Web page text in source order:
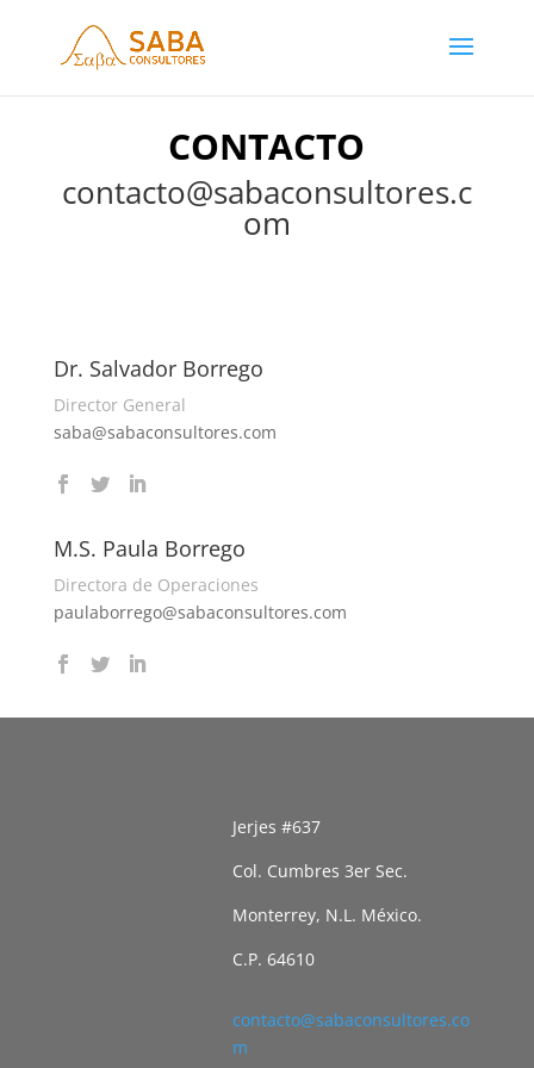
CONTACTO
contacto@sabaconsultores.c
om
Dr. Salvador Borrego
Director General
saba@sabaconsultores.com
M.S. Paula Borrego
Directora de Operaciones
paulaborrego@sabaconsultores.com
Jerjes #637
Col. Cumbres 3er Sec.
Monterrey, N.L. México.
C.P. 64610
contacto@sabaconsultores.co
m